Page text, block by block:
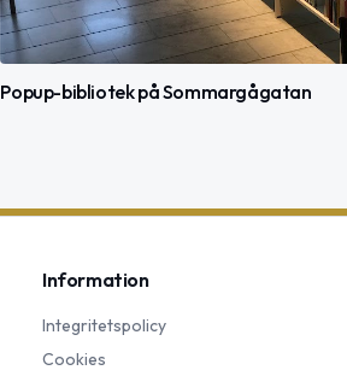
Popup-bibliotek på Sommargågatan
Information
Integritetspolicy
Cookies